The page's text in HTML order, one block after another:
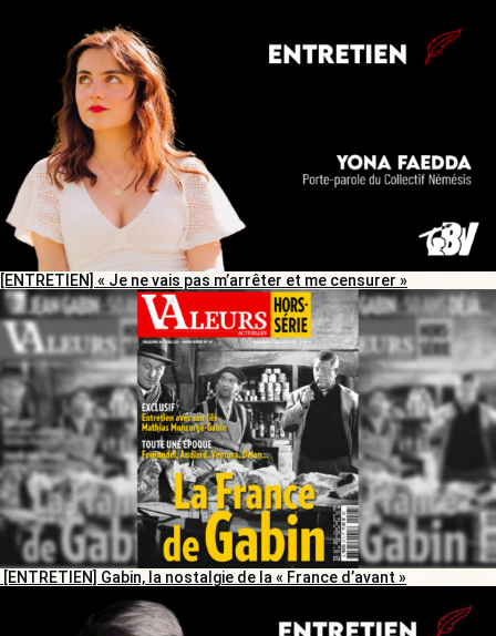
[ENTRETIEN] « Je ne vais pas m’arrêter et me censurer »
[ENTRETIEN] Gabin, la nostalgie de la « France d’avant »